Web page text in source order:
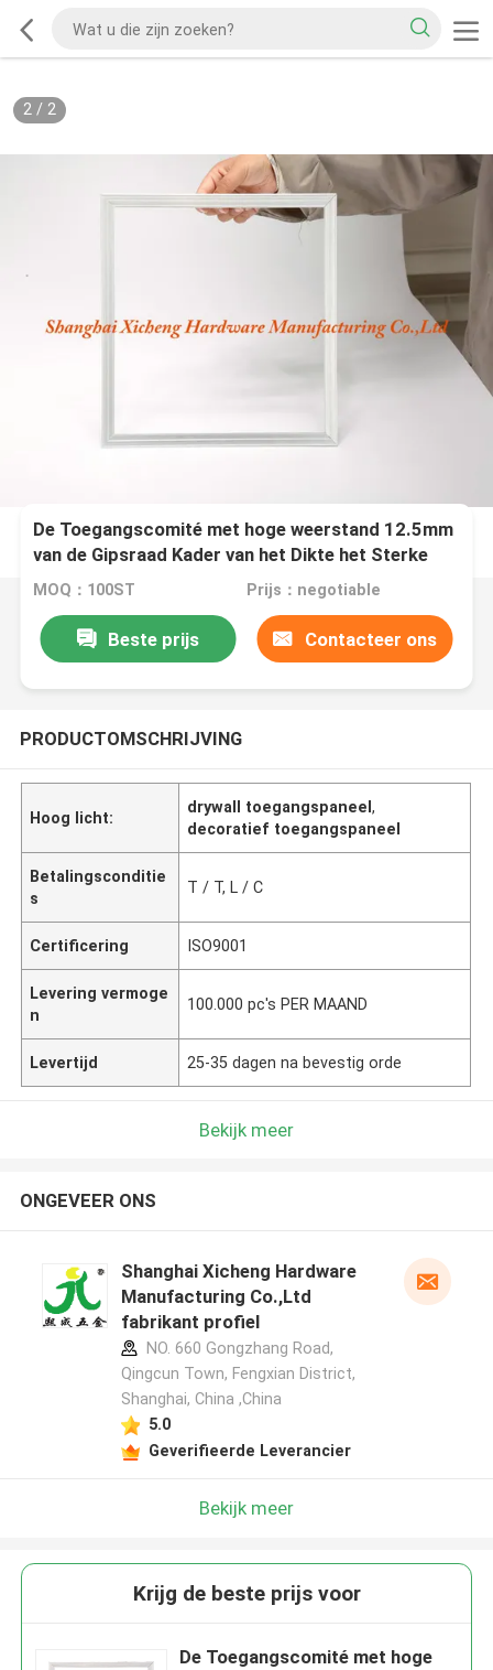
2/ 2
De Toegangscomité met hoge weerstand 12.5mm
van de Gipsraad Kader van het Dikte het Sterke
Aluminium
MOQ：100ST Prijs：negotiable
Beste prijs Contacteer ons
PRODUCTOMSCHRIJVING
Hoog licht:
drywall toegangspaneel,
decoratief toegangspaneel
Betalingsconditie
s
T / T, L / C
Certificering ISO9001
Levering vermoge
n
100.000 pc's PER MAAND
Levertijd 25-35 dagen na bevestig orde
Bekijk meer
ONGEVEER ONS
Shanghai Xicheng Hardware
Manufacturing Co.,Ltd
fabrikant profiel
NO. 660 Gongzhang Road,
Qingcun Town, Fengxian District,
Shanghai, China ,China
5.0
Geverifieerde Leverancier
Bekijk meer
Krijg de beste prijs voor
De Toegangscomité met hoge